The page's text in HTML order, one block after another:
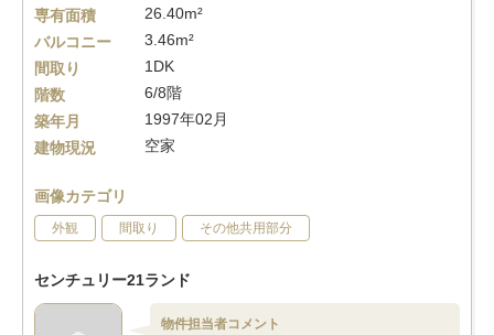
専有面積
26.40m²
バルコニー
3.46m²
間取り
1DK
階数
6/8階
築年月
1997年02月
建物現況
空家
画像カテゴリ
外観 間取り その他共用部分
センチュリー21ランド
物件担当者コメント